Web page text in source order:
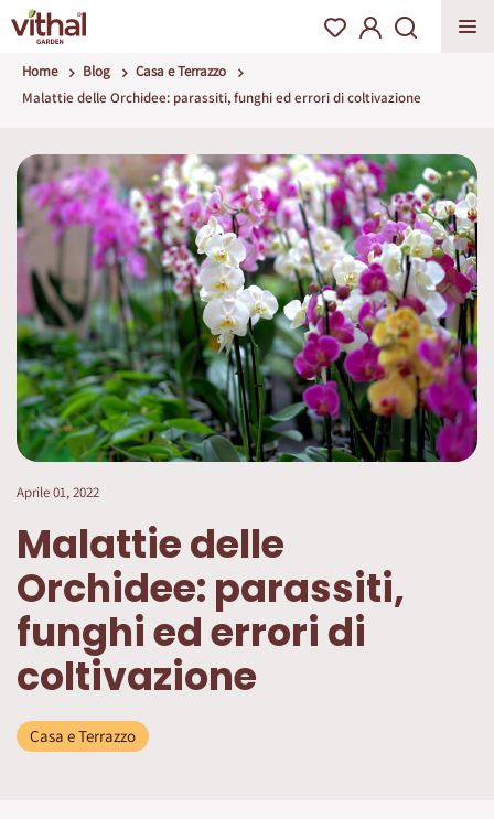
Home Blog
Casa e Terrazzo
Malattie delle Orchidee: parassiti, funghi ed errori di coltivazione
Aprile 01, 2022
Malattie delle
Orchidee: parassiti,
funghi ed errori di
coltivazione
Casa e Terrazzo